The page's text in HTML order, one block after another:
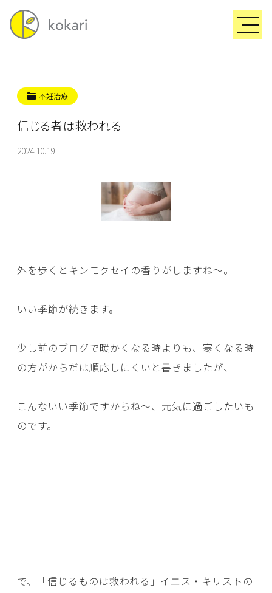
不妊治療
信じる者は救われる
2024.10.19
外を歩くとキンモクセイの香りがしますね～。
いい季節が続きます。
少し前のブログで暖かくなる時よりも、寒くなる時
の方がからだは順応しにくいと書きましたが、
こんないい季節ですからね～、元気に過ごしたいも
のです。
で、「信じるものは救われる」イエス・キリストの